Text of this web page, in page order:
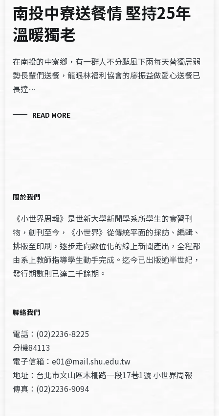
南投中寮送餐情 堅持25年
溫暖獨老
在南投的中寮鄉，有一群人不分颳風下雨每天替獨居弱
勢長輩們送餐，龍眼林福利協會的廖振益做愛心送餐已
長達…
READ MORE
關於我們
《小世界周報》是世新大學新聞學系所學生的實習刊
物，創刊至今，《小世界》從傳統平面的採訪、編輯、
排版至印刷，逐步走向數位化的線上新聞產出，全程都
由系上教師指導學生動手完成。迄今已出版逾半世紀，
發行期數則已達二千餘期。
聯絡我們
電話：(02)2236-8225
分機84113
電子信箱：e01@mail.shu.edu.tw
地址：台北市文山區木柵路一段17巷1號 小世界周報
傳真：(02)2236-9094